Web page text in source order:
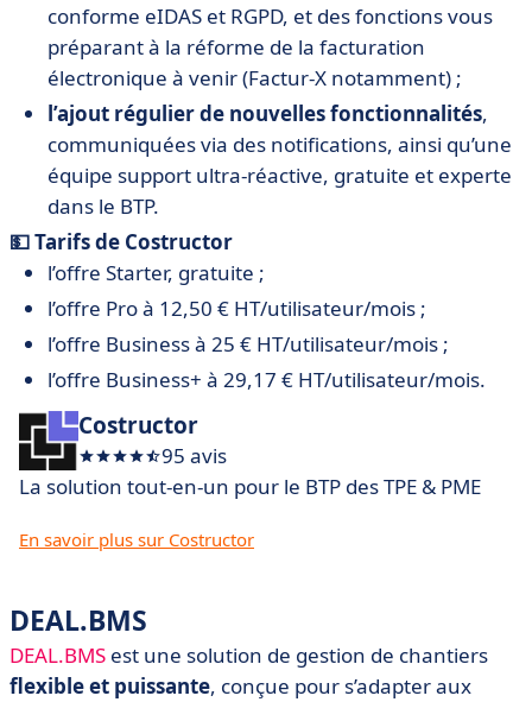
conforme eIDAS et RGPD, et des fonctions vous
préparant à la réforme de la facturation
électronique à venir (Factur-X notamment) ;
l’ajout régulier de nouvelles fonctionnalités,
communiquées via des notifications, ainsi qu’une
équipe support ultra-réactive, gratuite et experte
dans le BTP.
💵 Tarifs de Costructor
l’offre Starter, gratuite ;
l’offre Pro à 12,50 € HT/utilisateur/mois ;
l’offre Business à 25 € HT/utilisateur/mois ;
l’offre Business+ à 29,17 € HT/utilisateur/mois.
Costructor
95 avis
La solution tout-en-un pour le BTP des TPE & PME
En savoir plus sur Costructor
DEAL.BMS
DEAL.BMS est une solution de gestion de chantiers
flexible et puissante, conçue pour s’adapter aux